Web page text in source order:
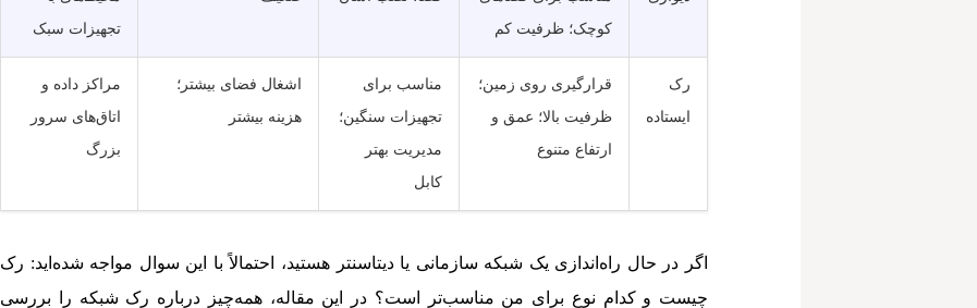
کوچک؛ ظرفیت کم
تجهیزات سبک
رک
ایستاده
قرارگیری روی زمین؛
ظرفیت بالا؛ عمق و
ارتفاع متنوع
مناسب برای
تجهیزات سنگین؛
مدیریت بهتر
کابل
اشغال فضای بیشتر؛
هزینه بیشتر
مراکز داده و
اتاق‌های سرور
بزرگ
گر در حال راه‌اندازی یک شبکه سازمانی یا دیتاسنتر هستید، احتمالاً با این سوال مواجه شده‌اید: رک
چیست و کدام نوع برای من مناسب‌تر است؟ در این مقاله، همه‌چیز درباره رک شبکه را بررسی